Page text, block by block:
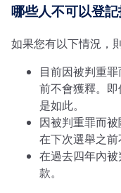
哪些人不可以登記
如果您有以下情況，
目前因被判重
前不會獲釋。
是如此。
因被判重罪而
在下次選舉之前
在過去四年內
款。